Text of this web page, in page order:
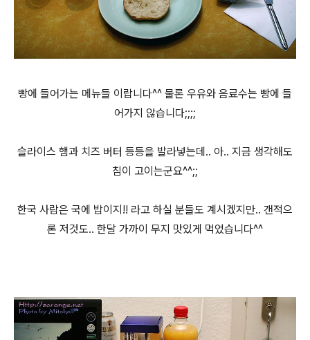
빵에 들어가는 메뉴들 이랍니다^^ 물론 우유와 음료수는 빵에 들
어가지 않습니다;;;;
슬라이스 햄과 치즈 버터 등등을 발라넣는데.. 아.. 지금 생각해도
침이 고이는군요^^;;
한국 사람은 국에 밥이지!! 라고 하실 분들도 계시겠지만.. 갠적으
론 저것도.. 한달 가까이 무지 맛있게 먹었습니다^^